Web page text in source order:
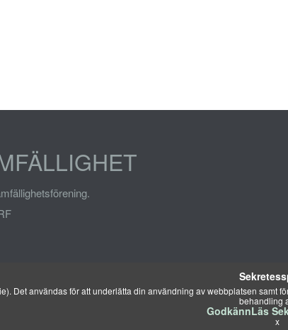
Det användas för att underlätta din användning av webbplatsen
behandling
GodkännLäs
x